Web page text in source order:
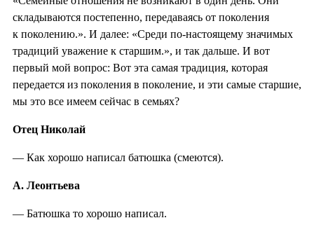
складываются постепенно, передаваясь от поколения
к поколению.». И далее: «Среди по-настоящему значимых
традиций уважение к старшим.», и так дальше. И вот
первый мой вопрос: Вот эта самая традиция, которая
передается из поколения в поколение, и эти самые старшие,
мы это все имеем сейчас в семьях?
Отец Николай
— Как хорошо написал батюшка (смеются).
А. Леонтьева
— Батюшка то хорошо написал.